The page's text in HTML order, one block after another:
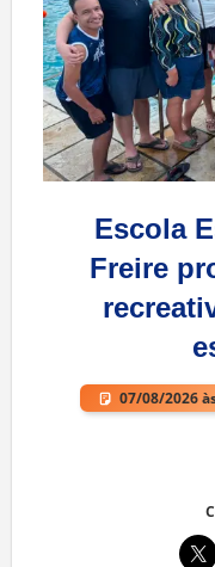
Escola
Freire
07/08/2026